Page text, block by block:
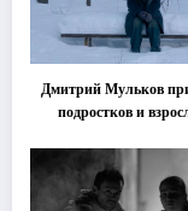
Дмитрий Мульков
подростков и